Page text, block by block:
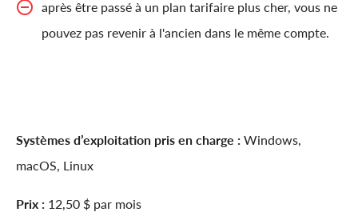
après être passé à un plan tarifaire plus cher, vous ne
pouvez pas revenir à l'ancien dans le même compte.
Systèmes d’exploitation pris en charge : Windows,
macOS, Linux
Prix : 12,50 $ par mois